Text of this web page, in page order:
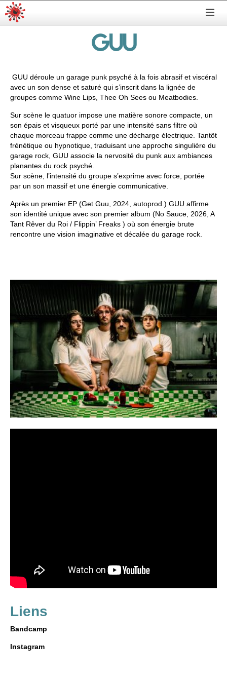
GUU
GUU déroule un garage punk psyché à la fois abrasif et viscéral
avec un son dense et saturé qui s’inscrit dans la lignée de
groupes comme Wine Lips Thee Oh Sees ou Meatbodies
Sur scène le quatuor impose une matière sonore compacte, un
son épais et visqueux porté par une intensité sans filtre où
chaque morceau frappe comme une décharge électrique. Tantôt
frénétique ou hypnotique, traduisant une approche singulière du
garage rock, GUU associe la nervosité du punk aux ambiances
planantes du rock psyché.
Sur scène, l’intensité du groupe s’exprime avec force, portée
par un son massif et une énergie communicative.
Après un premier EP (Get Guu , 2024, autoprod.) GUU affirme
son identité unique avec son premier album (No Sauce , 2026, A
Tant Rêver du Roi / Flippin’ Freaks ) où son énergie brute
rencontre une vision imaginative et décalée du garage rock.
Liens
Bandcamp
Instagram